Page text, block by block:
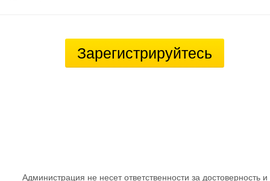
Зарегистрируйтесь
Администрация не несет ответственности за достоверность и